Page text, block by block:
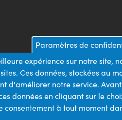
Paramètres de
expérience sur notre site,
Ces données, stockées au
d'améliorer notre service.
données en cliquant sur le
consentement à tout moment